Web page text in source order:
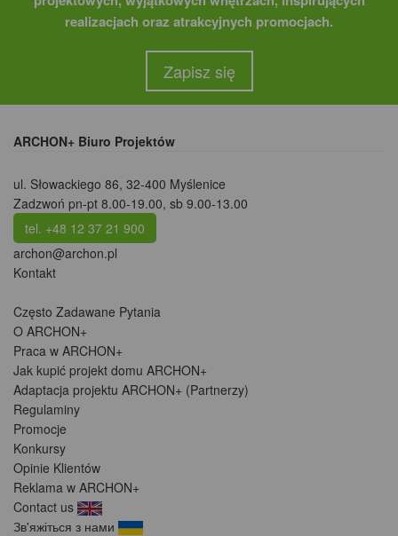
realizacjach oraz atrakcyjnych promocjach.
Zapisz się
ARCHON+ Biuro Projektów
ul. Słowackiego 86, 32-400 Myślenice
Zadzwoń pn-pt 8.00-19.00, sb 9.00-13.00
tel. +48 12 37 21 900
archon@archon.pl
Kontakt
Często Zadawane Pytania
O ARCHON+
Praca w ARCHON+
Jak kupić projekt domu ARCHON+
Adaptacja projektu ARCHON+ (Partnerzy)
Regulaminy
Promocje
Konkursy
Opinie Klientów
Reklama w ARCHON+
Contact us
Зв'яжіться з нами